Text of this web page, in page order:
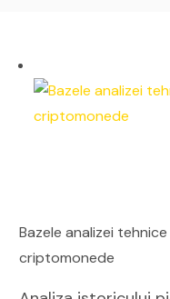
Bazele analizei
criptomonede